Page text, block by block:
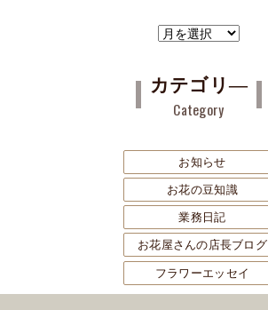
ア
イ
カテゴリ―
Category
お知らせ
お花の豆知識
業務日記
お花屋さんの店長ブログ
フラワーエッセイ